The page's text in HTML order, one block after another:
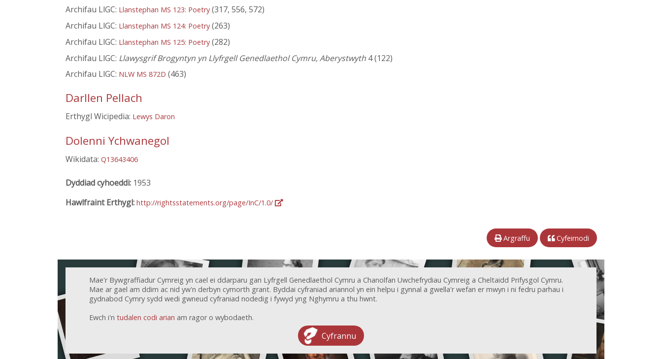
Archifau LlGC: Llanstephan MS 123: Poetry (317, 556, 572)
Archifau LlGC: Llanstephan MS 124: Poetry (263)
Archifau LlGC: Llanstephan MS 125: Poetry (282)
Archifau LlGC: Llawysgrif Brogyntyn yn Llyfrgell Genedlaethol Cymru, Aberystwyth 4 (122)
Archifau LlGC: NLW MS 872D (463)
Darllen Pellach
Erthygl Wicipedia: Lewys Daron
Dolenni Ychwanegol
Wikidata: Q13643406
Dyddiad cyhoeddi: 1953
Hawlfraint Erthygl: http://rightsstatements.org/page/InC/1.0/
Argraffu Cyfeirnodi
Mae'r Bywgraffiadur Cymreig yn cael ei ddarparu gan Lyfrgell Genedlaethol Cymru a Chanolfan Uwchefrydiau Cymreig a Cheltaidd Prifysgol Cymru.
Mae ar gael am ddim ac nid yw'n derbyn cymorth grant. Byddai cyfraniad ariannol yn ein helpu i gynnal a gwella'r wefan er mwyn i ni fedru parhau i
gydnabod Cymry sydd wedi gwneud cyfraniad nodedig i fywyd yng Nghymru a thu hwnt.
Ewch i'n tudalen codi arian am ragor o wybodaeth.
Cyfrannu